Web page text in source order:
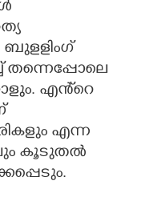
തന്നെപ്പോലെ
എൻ്റെ
എന്ന
കൂടുതൽ